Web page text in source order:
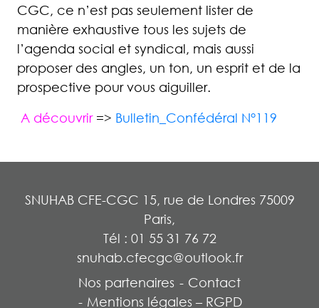
CGC, ce n’est pas seulement lister de
manière exhaustive tous les sujets de
l’agenda social et syndical, mais aussi
proposer des angles, un ton, un esprit et de la
prospective pour vous aiguiller.
A découvrir=> Bulletin_Confédéral N°119
SNUHAB CFE-CGC 15, rue de Londres 75009
Paris,
Tél : 01 55 31 76 72
snuhab.cfecgc@outlook.fr
Nos partenaires
Contact
Mentions légales – RGPD